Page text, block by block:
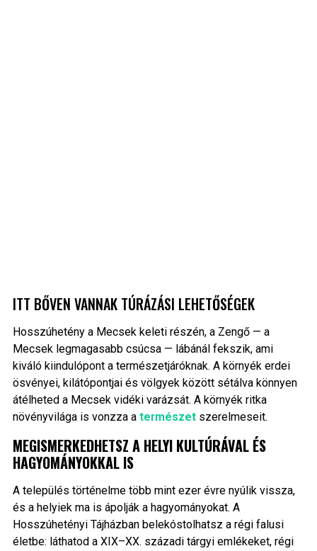
ITT BŐVEN VANNAK TÚRÁZÁSI LEHETŐSÉGEK
Hosszúhetény a Mecsek keleti részén, a Zengő — a
Mecsek legmagasabb csúcsa — lábánál fekszik, ami
kiváló kiindulópont a természetjáróknak. A környék erdei
ösvényei, kilátópontjai és völgyek között sétálva könnyen
átélheted a Mecsek vidéki varázsát. A környék ritka
növényvilága is vonzza a természetszerelmeseit.
MEGISMERKEDHETSZ A HELYI KULTÚRÁVAL ÉS
HAGYOMÁNYOKKAL IS
A település történelme több mint ezer évre nyúlik vissza,
és a helyiek ma is ápolják a hagyományokat. A
Hosszúhetényi Tájházban belekóstolhatsz a régi falusi
életbe: láthatod a XIX–XX. századi tárgyi emlékeket, régi